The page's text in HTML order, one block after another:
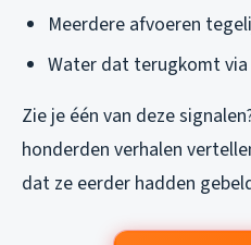
Meerdere afvoeren
Water dat terugkomt
Zie je één van deze
honderden verhalen
dat ze eerder hadden